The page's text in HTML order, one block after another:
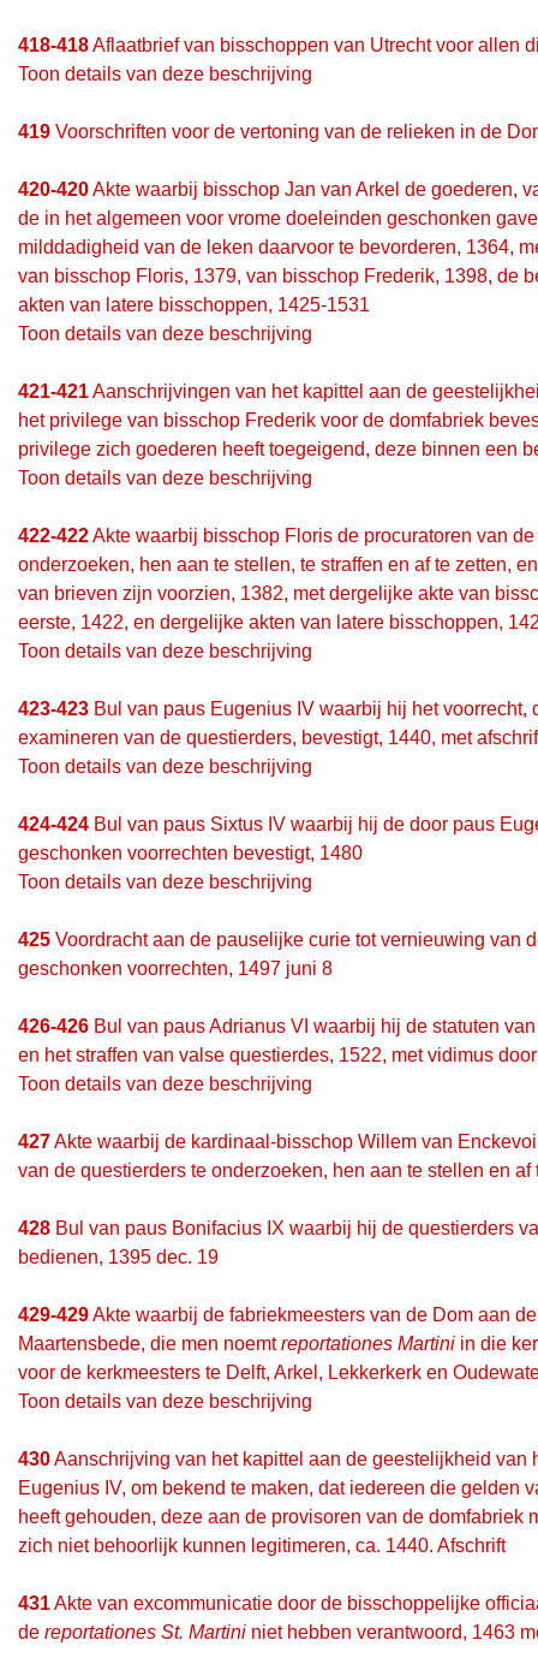
418-418Aflaatbrief van bisschoppen van Utrecht voor allen
Toon details van deze beschrijving
419 Voorschriften voor de vertoning van de relieken in de
420-420Akte waarbij bisschop Jan van Arkel de goederen,
de in het algemeen voor vrome doeleinden geschonken
milddadigheid van de leken daarvoor te bevorderen, 1364,
van bisschop Floris, 1379, van bisschop Frederik, 1398, de
akten van latere bisschoppen, 1425-1531
Toon details van deze beschrijving
421-421Aanschrijvingen van het kapittel aan de
het privilege van bisschop Frederik voor de domfabriek
privilege zich goederen heeft toegeigend, deze binnen een
Toon details van deze beschrijving
422-422Akte waarbij bisschop Floris de procuratoren van
onderzoeken, hen aan te stellen, te straffen en af te zetten,
van brieven zijn voorzien, 1382, met dergelijke akte van
eerste, 1422, en dergelijke akten van latere bisschoppen,
Toon details van deze beschrijving
423-423 Bul van paus Eugenius IV waarbij hij het
examineren van de questierders, bevestigt, 1440, met
Toon details van deze beschrijving
424-424 Bul van paus Sixtus IV waarbij hij de door paus
geschonken voorrechten bevestigt, 1480
Toon details van deze beschrijving
425 Voordracht aan de pauselijke curie tot vernieuwing van
geschonken voorrechten, 1497 juni 8
426-426 Bul van paus Adrianus VI waarbij hij de statuten
en het straffen van valse questierdes, 1522, met vidimus
Toon details van deze beschrijving
427Akte waarbij de kardinaal-bisschop Willem van
van de questierders te onderzoeken, hen aan te stellen en
428 Bul van paus Bonifacius IX waarbij hij de questierders
bedienen, 1395 dec. 19
429-429Akte waarbij de fabriekmeesters van de Dom aan
Maartensbede, die men noemtreportationes Martini in die
voor de kerkmeesters te Delft, Arkel, Lekkerkerk en
Toon details van deze beschrijving
430Aanschrijving van het kapittel aan de geestelijkheid
Eugenius IV, om bekend te maken, dat iedereen die gelden
heeft gehouden, deze aan de provisoren van de
zich niet behoorlijk kunnen legitimeren, ca. 1440. Afschrift
431Akte van excommunicatie door de bisschoppelijke
de reportationes St. Martini niet hebben verantwoord, 1463